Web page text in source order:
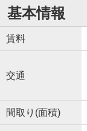
基本情報
賃料
交通
間取り(面積)